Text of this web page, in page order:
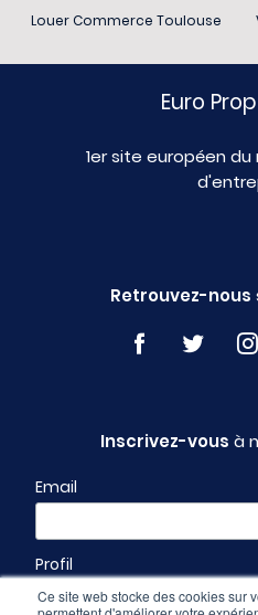
Ce site web stocke des cookies sur
Louer Commerce Toulouse
Euro
1er site européen
Retrouvez-nous
Inscrivez-vous à
Email
Profil